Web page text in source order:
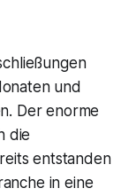
und
Der enorme
die
entstanden
in eine